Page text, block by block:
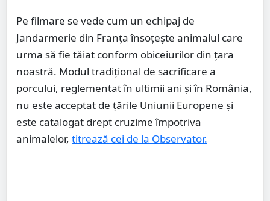
Pe filmare se vede cum un echipaj de
Jandarmerie din Franţa însoţeşte animalul care
urma să fie tăiat conform obiceiurilor din ţara
noastră. Modul tradiţional de sacrificare a
porcului, reglementat în ultimii ani şi în România,
nu este acceptat de ţările Uniunii Europene şi
este catalogat drept cruzime împotriva
animalelor, titrează cei de la Observator.